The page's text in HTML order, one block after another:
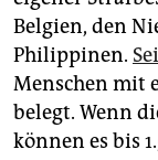
Belgien, den
Philippinen.
Menschen mit
belegt. Wenn
können es bis